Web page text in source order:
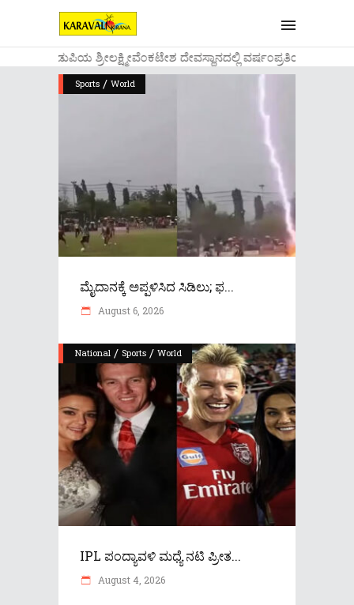
....ಉಡುಪಿಯ ಶ್ರೀಲಕ್ಷ್ಮೀವೆ೦ಕಟೇಶ ದೇವಸ್ಥಾನದಲ್ಲಿ ವರ್ಷ೦ಪ್ರತಿಯ
Sports / World
ಮೈದಾನಕ್ಕೆ ಅಪ್ಪಳಿಸಿದ ಸಿಡಿಲು; ಫ...
August 6, 2026
National / Sports / World
IPL ಪಂದ್ಯಾವಳಿ ಮಧ್ಯೆ ನಟಿ ಪ್ರೀತ...
August 4, 2026